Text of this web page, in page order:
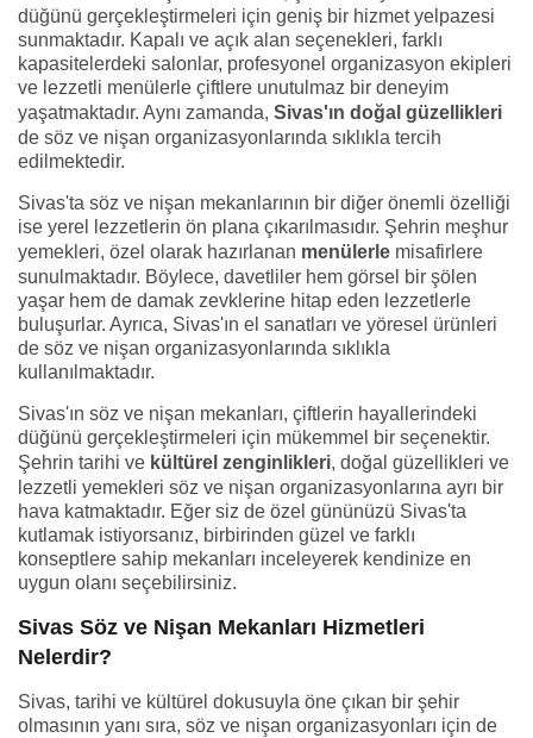
düğünü gerçekleştirmeleri için geniş bir hizmet yelpazesi
sunmaktadır. Kapalı ve açık alan seçenekleri, farklı
kapasitelerdeki salonlar, profesyonel organizasyon ekipleri
ve lezzetli menülerle çiftlere unutulmaz bir deneyim
yaşatmaktadır. Aynı zamanda, Sivas'ın doğal güzellikleri
de söz ve nişan organizasyonlarında sıklıkla tercih
edilmektedir.
Sivas'ta söz ve nişan mekanlarının bir diğer önemli özelliği
ise yerel lezzetlerin ön plana çıkarılmasıdır. Şehrin meşhur
yemekleri, özel olarak hazırlanan menülerle misafirlere
sunulmaktadır. Böylece, davetliler hem görsel bir şölen
yaşar hem de damak zevklerine hitap eden lezzetlerle
buluşurlar. Ayrıca, Sivas'ın el sanatları ve yöresel ürünleri
de söz ve nişan organizasyonlarında sıklıkla
kullanılmaktadır.
Sivas'ın söz ve nişan mekanları, çiftlerin hayallerindeki
düğünü gerçekleştirmeleri için mükemmel bir seçenektir.
Şehrin tarihi ve kültürel zenginlikleri, doğal güzellikleri ve
lezzetli yemekleri söz ve nişan organizasyonlarına ayrı bir
hava katmaktadır. Eğer siz de özel gününüzü Sivas'ta
kutlamak istiyorsanız, birbirinden güzel ve farklı
konseptlere sahip mekanları inceleyerek kendinize en
uygun olanı seçebilirsiniz.
Sivas Söz ve Nişan Mekanları Hizmetleri
Nelerdir?
Sivas, tarihi ve kültürel dokusuyla öne çıkan bir şehir
olmasının yanı sıra, söz ve nişan organizasyonları için de